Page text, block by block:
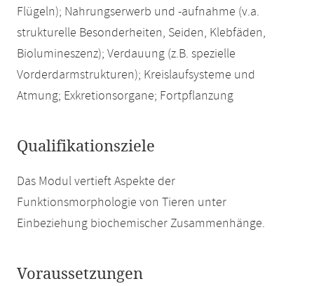
Flügeln); Nahrungserwerb und -aufnahme (v.a.
strukturelle Besonderheiten, Seiden, Klebfäden,
Biolumineszenz); Verdauung (z.B. spezielle
Vorderdarmstrukturen); Kreislaufsysteme und
Atmung; Exkretionsorgane; Fortpflanzung
Qualifikationsziele
Das Modul vertieft Aspekte der
Funktionsmorphologie von Tieren unter
Einbeziehung biochemischer Zusammenhänge.
Voraussetzungen